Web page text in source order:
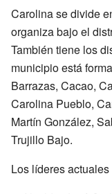
Carolina se divide
organiza bajo el
También tiene los
municipio está
Barrazas, Cacao,
Carolina Pueblo,
Martín González,
Trujillo Bajo.
Los líderes